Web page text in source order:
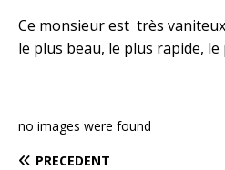
o
o
Ce monsieur est très
le plus beau, le plus rapide,
no images were found
PRÉCÉDENT